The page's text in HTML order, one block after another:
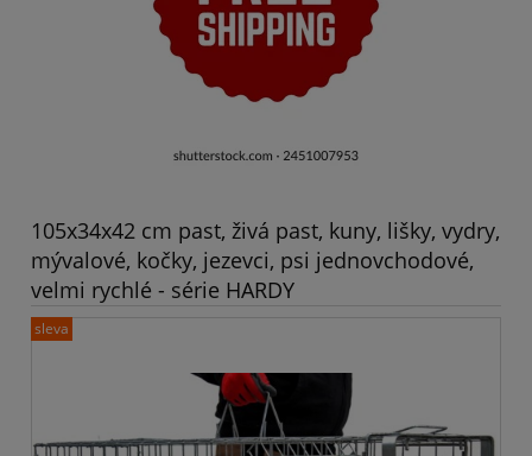
105x34x42 cm past, živá past, kuny, lišky, vydry,
mývalové, kočky, jezevci, psi jednovchodové,
velmi rychlé - série HARDY
sleva